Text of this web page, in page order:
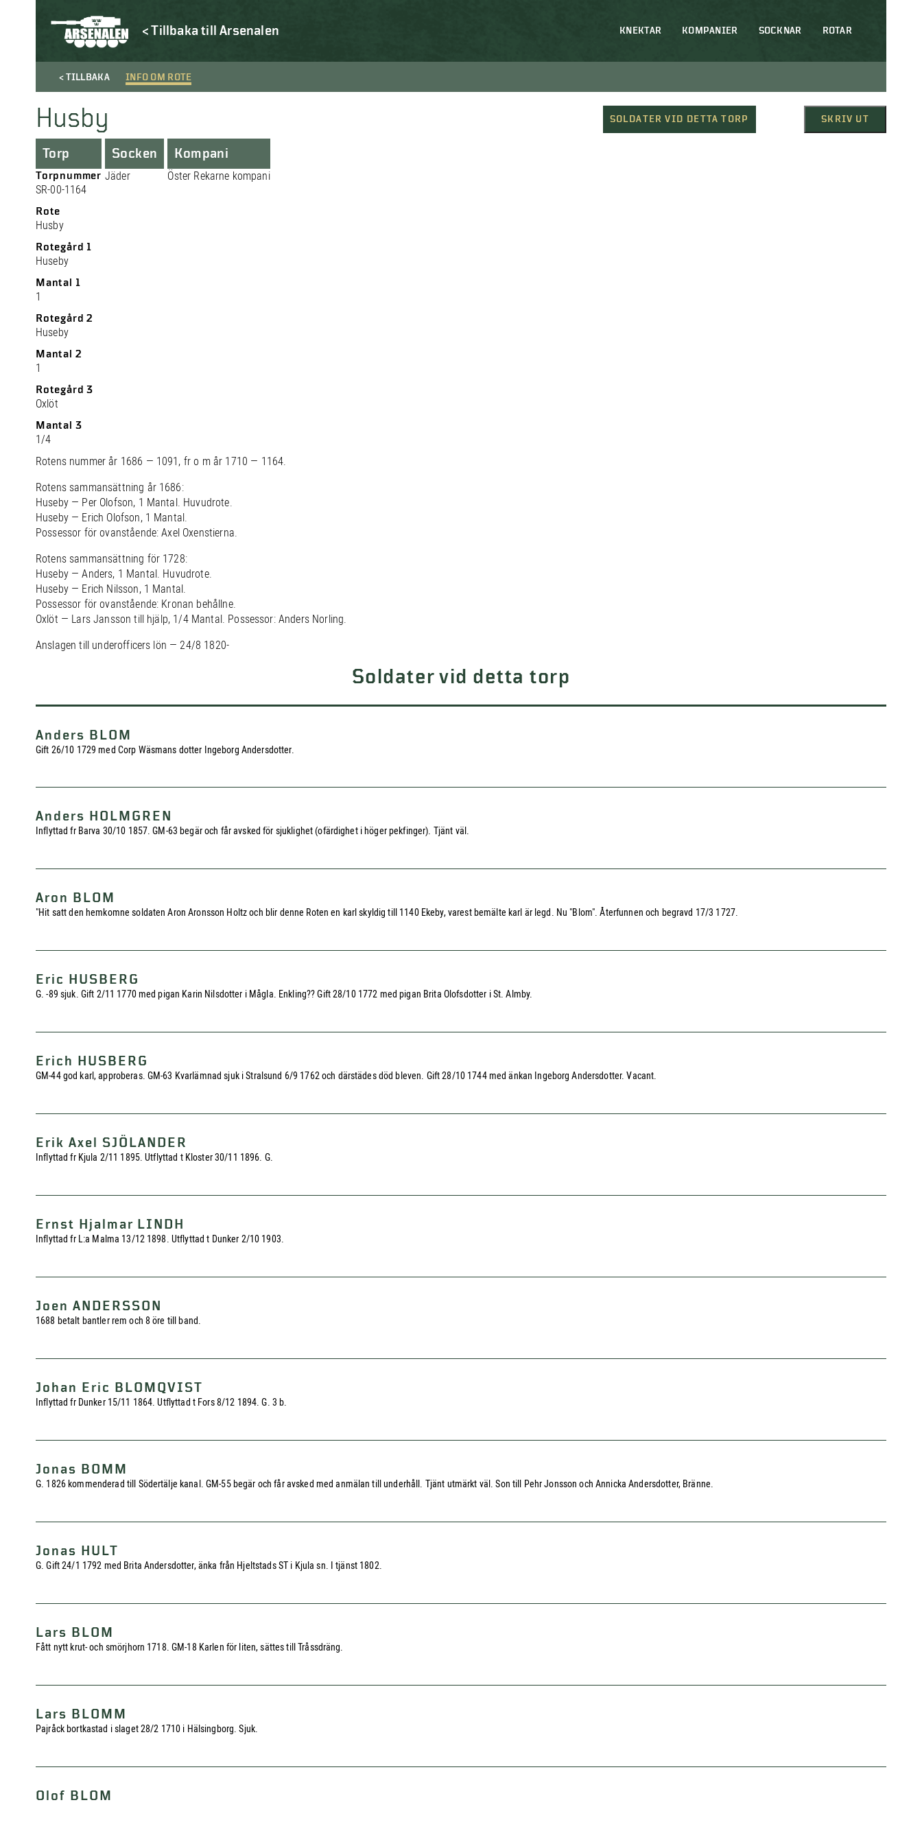
< Tillbaka till Arsenalen KNEKTAR KOMPANIER SOCKNAR ROTAR
< TILLBAKA INFO OM ROTE
Husby SOLDATER VID DETTA TORP SKRIV UT
Torp
Torpnummer
SR-00-1164
Rote
Husby
Rotegård 1
Huseby
Mantal 1
1
Rotegård 2
Huseby
Mantal 2
1
Rotegård 3
Oxlöt
Mantal 3
1/4
Socken
Jäder
Kompani
Öster Rekarne kompani
Rotens nummer år 1686 — 1091, fr o m år 1710 — 1164.
Rotens sammansättning år 1686:
Huseby — Per Olofson, 1 Mantal. Huvudrote.
Huseby — Erich Olofson, 1 Mantal.
Possessor för ovanstående: Axel Oxenstierna.
Rotens sammansättning för 1728:
Huseby — Anders, 1 Mantal. Huvudrote.
Huseby — Erich Nilsson, 1 Mantal.
Possessor för ovanstående: Kronan behållne.
Oxlöt — Lars Jansson till hjälp, 1/4 Mantal. Possessor: Anders Norling.
Anslagen till underofficers lön — 24/8 1820-
Soldater vid detta torp
Anders BLOM
Gift 26/10 1729 med Corp Wäsmans dotter Ingeborg Andersdotter.
Anders HOLMGREN
Inflyttad fr Barva 30/10 1857. GM-63 begär och får avsked för sjuklighet (ofärdighet i höger pekfinger). Tjänt väl.
Aron BLOM
"Hit satt den hemkomne soldaten Aron Aronsson Holtz och blir denne Roten en karl skyldig till 1140 Ekeby, varest bemälte karl är legd. Nu "Blom". Återfunnen och begravd 17/3 1727.
Eric HUSBERG
G. -89 sjuk. Gift 2/11 1770 med pigan Karin Nilsdotter i Mågla. Enkling?? Gift 28/10 1772 med pigan Brita Olofsdotter i St. Almby.
Erich HUSBERG
GM-44 god karl, approberas. GM-63 Kvarlämnad sjuk i Stralsund 6/9 1762 och därstädes död bleven. Gift 28/10 1744 med änkan Ingeborg Andersdotter. Vacant.
Erik Axel SJÖLANDER
Inflyttad fr Kjula 2/11 1895. Utflyttad t Kloster 30/11 1896. G.
Ernst Hjalmar LINDH
Inflyttad fr L:a Malma 13/12 1898. Utflyttad t Dunker 2/10 1903.
Joen ANDERSSON
1688 betalt bantler rem och 8 öre till band.
Johan Eric BLOMQVIST
Inflyttad fr Dunker 15/11 1864. Utflyttad t Fors 8/12 1894. G. 3 b.
Jonas BOMM
G. 1826 kommenderad till Södertälje kanal. GM-55 begär och får avsked med anmälan till underhåll. Tjänt utmärkt väl. Son till Pehr Jonsson och Annicka Andersdotter, Bränne.
Jonas HULT
G. Gift 24/1 1792 med Brita Andersdotter, änka från Hjeltstads ST i Kjula sn. I tjänst 1802.
Lars BLOM
Fått nytt krut- och smörjhorn 1718. GM-18 Karlen för liten, sättes till Tråssdräng.
Lars BLOMM
Pajråck bortkastad i slaget 28/2 1710 i Hälsingborg. Sjuk.
Olof BLOM